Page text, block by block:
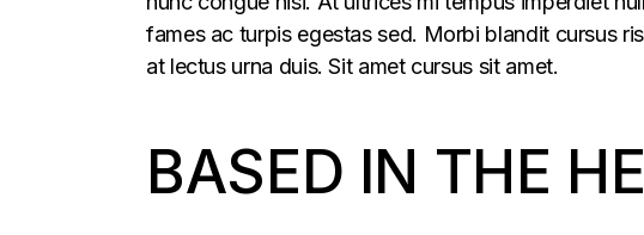
fames ac turpis egestas sed. Morbi blandit cursus
at lectus urna duis. Sit amet cursus sit amet.
BASED IN THE